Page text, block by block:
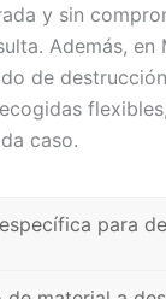
y sin
Además,
de
caso.
para